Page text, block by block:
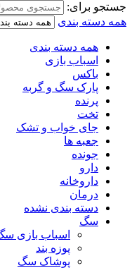
جستجو برای:
همه دسته بندی
همه دسته بندی
اسباب بازی
باکس
پارک سگ و گربه
پرنده
تخت
جای خواب و تشک
جعبه ها
جونده
دارو
داروخانه
درمان
دسته بندی نشده
سگ
اسباب بازی
پوزه بند
پوشاک سگ